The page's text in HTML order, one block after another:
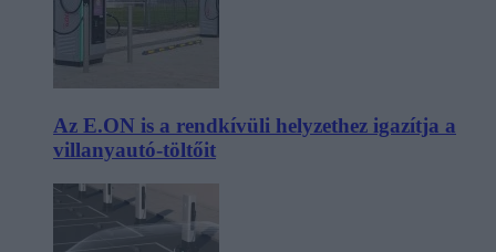
Az E.ON is a rendkívüli helyzethez igazítja a
villanyautó-töltőit